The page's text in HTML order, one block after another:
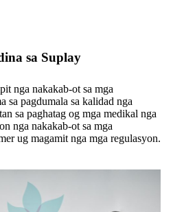
sa Suplay
nga nakakab-ot sa mga
sa pagdumala sa kalidad nga
sa paghatag og mga medikal nga
nga nakakab-ot sa mga
ug magamit nga mga regulasyon.